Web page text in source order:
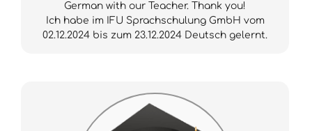
German with our Teacher. Thank you!
Ich habe im IFU Sprachschulung GmbH vom
02.12.2024 bis zum 23.12.2024 Deutsch gelernt.